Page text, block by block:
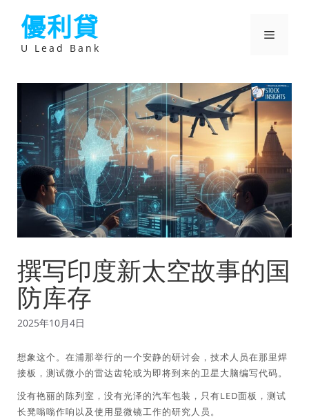
優利貸
U Lead Bank
選
撰写印度新太空故事的国
防库存
2025年10月4日
想象这个。在浦那举行的一个安静的研讨会，技术人员在那里焊
接板，测试微小的雷达齿轮或为即将到来的卫星大脑编写代码。
没有艳丽的陈列室，没有光泽的汽车包装，只有LED面板，测试
长凳嗡嗡作响以及使用显微镜工作的研究人员。